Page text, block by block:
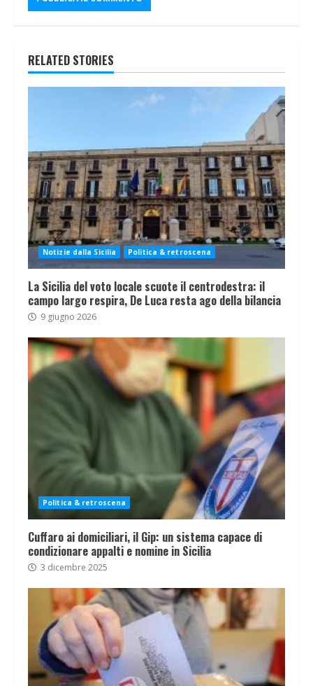
RELATED STORIES
Notizie dalla Sicilia Politica & retroscena
La Sicilia del voto locale scuote il centrodestra: il
campo largo respira, De Luca resta ago della bilancia
9 giugno 2026
Politica & retroscena
Cuffaro ai domiciliari, il Gip: un sistema capace di
condizionare appalti e nomine in Sicilia
3 dicembre 2025